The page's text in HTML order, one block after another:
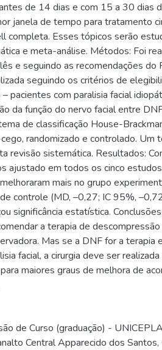
de 14 dias e com 15 a 30 dias
janela de tempo para tratamento
completa. Esses tópicos serão
e meta-análise. Métodos: Foi
e seguindo as recomendações do
seguindo os critérios de
pacientes com paralisia facial
da função do nervo facial entre
de classificação House-
randomizado e controlado. Um
revisão sistemática. Resultados:
ajustado em todos os cinco
mais no grupo
controle (MD, –0,27; IC 95%,
significância estatística.
a terapia de
Mas se a DNF for a terapia
facial, a cirurgia deve ser
maiores graus de melhora de
de Curso (graduação) -
Central Apparecido dos Santos,